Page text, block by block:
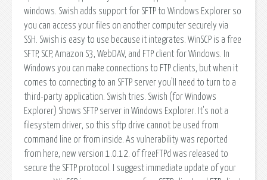
windows. Swish adds support for SFTP to Windows Explorer so
you can access your files on another computer securely via
SSH. Swish is easy to use because it integrates. WinSCP is a free
SFTP, SCP, Amazon S3, WebDAV, and FTP client for Windows. In
Windows you can make connections to FTP clients, but when it
comes to connecting to an SFTP server you'll need to turn to a
third-party application. Swish tries. Swish (for Windows
Explorer) Shows SFTP server in Windows Explorer. It's not a
filesystem driver, so this sftp drive cannot be used from
command line or from inside. As vulnerability was reported
from here, new version 1.0.12. of freeFTPd was released to
secure the SFTP protocol. I suggest immediate update of your